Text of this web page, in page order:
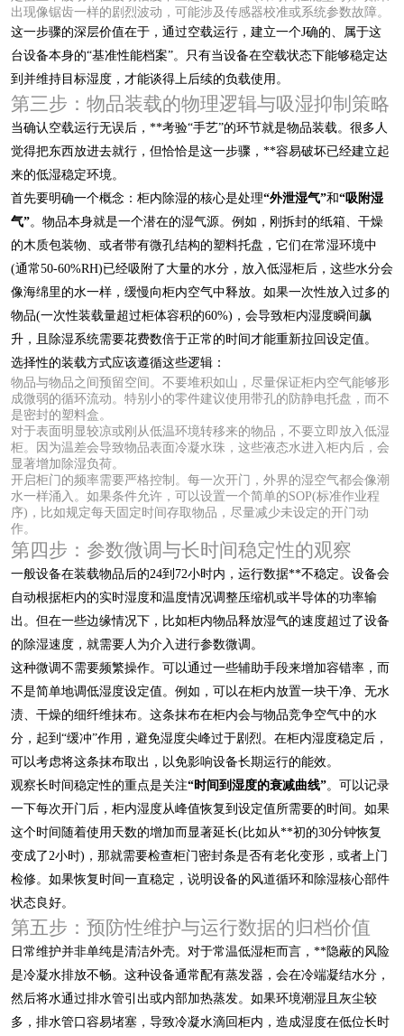
出现像锯齿一样的剧烈波动，可能涉及传感器校准或系统参数故障。
这一步骤的深层价值在于，通过空载运行，建立一个J确的、属于这
台设备本身的“基准性能档案”。只有当设备在空载状态下能够稳定达
到并维持目标湿度，才能谈得上后续的负载使用。
第三步：物品装载的物理逻辑与吸湿抑制策略
当确认空载运行无误后，**考验“手艺”的环节就是物品装载。很多人
觉得把东西放进去就行，但恰恰是这一步骤，**容易破坏已经建立起
来的低湿稳定环境。
首先要明确一个概念：柜内除湿的核心是处理“外泄湿气”和“吸附湿
气”。物品本身就是一个潜在的湿气源。例如，刚拆封的纸箱、干燥
的木质包装物、或者带有微孔结构的塑料托盘，它们在常湿环境中
(通常50-60%RH)已经吸附了大量的水分，放入低湿柜后，这些水分会
像海绵里的水一样，缓慢向柜内空气中释放。如果一次性放入过多的
物品(一次性装载量超过柜体容积的60%)，会导致柜内湿度瞬间飙
升，且除湿系统需要花费数倍于正常的时间才能重新拉回设定值。
选择性的装载方式应该遵循这些逻辑：
物品与物品之间预留空间。不要堆积如山，尽量保证柜内空气能够形
成微弱的循环流动。特别小的零件建议使用带孔的防静电托盘，而不
是密封的塑料盒。
对于表面明显较凉或刚从低温环境转移来的物品，不要立即放入低湿
柜。因为温差会导致物品表面冷凝水珠，这些液态水进入柜内后，会
显著增加除湿负荷。
开启柜门的频率需要严格控制。每一次开门，外界的湿空气都会像潮
水一样涌入。如果条件允许，可以设置一个简单的SOP(标准作业程
序)，比如规定每天固定时间存取物品，尽量减少未设定的开门动
作。
第四步：参数微调与长时间稳定性的观察
一般设备在装载物品后的24到72小时内，运行数据**不稳定。设备会
自动根据柜内的实时湿度和温度情况调整压缩机或半导体的功率输
出。但在一些边缘情况下，比如柜内物品释放湿气的速度超过了设备
的除湿速度，就需要人为介入进行参数微调。
这种微调不需要频繁操作。可以通过一些辅助手段来增加容错率，而
不是简单地调低湿度设定值。例如，可以在柜内放置一块干净、无水
渍、干燥的细纤维抹布。这条抹布在柜内会与物品竞争空气中的水
分，起到“缓冲”作用，避免湿度尖峰过于剧烈。在柜内湿度稳定后，
可以考虑将这条抹布取出，以免影响设备长期运行的能效。
观察长时间稳定性的重点是关注“时间到湿度的衰减曲线”。可以记录
一下每次开门后，柜内湿度从峰值恢复到设定值所需要的时间。如果
这个时间随着使用天数的增加而显著延长(比如从**初的30分钟恢复
变成了2小时)，那就需要检查柜门密封条是否有老化变形，或者上门
检修。如果恢复时间一直稳定，说明设备的风道循环和除湿核心部件
状态良好。
第五步：预防性维护与运行数据的归档价值
日常维护并非单纯是清洁外壳。对于常温低湿柜而言，**隐蔽的风险
是冷凝水排放不畅。这种设备通常配有蒸发器，会在冷端凝结水分，
然后将水通过排水管引出或内部加热蒸发。如果环境潮湿且灰尘较
多，排水管口容易堵塞，导致冷凝水滴回柜内，造成湿度在低位长时